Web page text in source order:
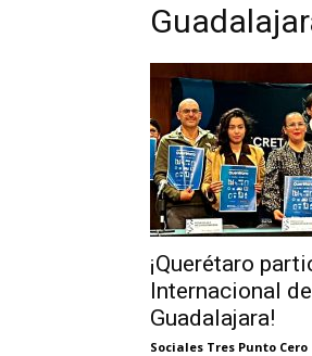
¡Querétaro
Internacional
Guadalajara!
Sociales Tres Punto Cero